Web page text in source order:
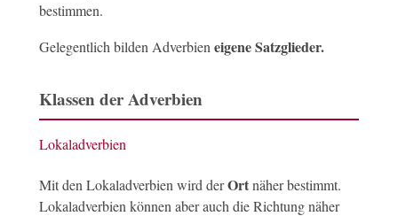
bestimmen.
Gelegentlich bilden Adverbien eigene Satzglieder.
Klassen der Adverbien
Lokaladverbien
Mit den Lokaladverbien wird derOrtnäher bestimmt.
Lokaladverbien können aber auch die Richtung näher